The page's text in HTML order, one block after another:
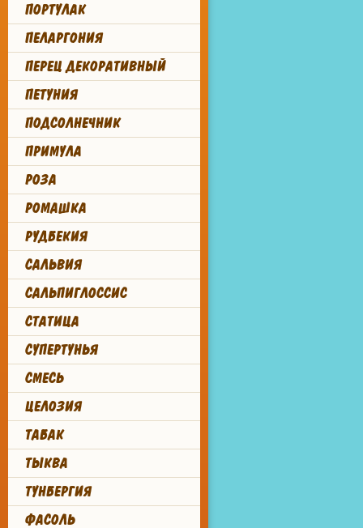
ПОРТУЛАК
ПЕЛАРГОНИЯ
ПЕРЕЦ ДЕКОРАТИВНЫЙ
ПЕТУНИЯ
ПОДСОЛНЕЧНИК
ПРИМУЛА
РОЗА
РОМАШКА
РУДБЕКИЯ
САЛЬВИЯ
САЛЬПИГЛОССИС
СТАТИЦА
СУПЕРТУНЬЯ
СМЕСЬ
ЦЕЛОЗИЯ
ТАБАК
ТЫКВА
ТУНБЕРГИЯ
ФАСОЛЬ